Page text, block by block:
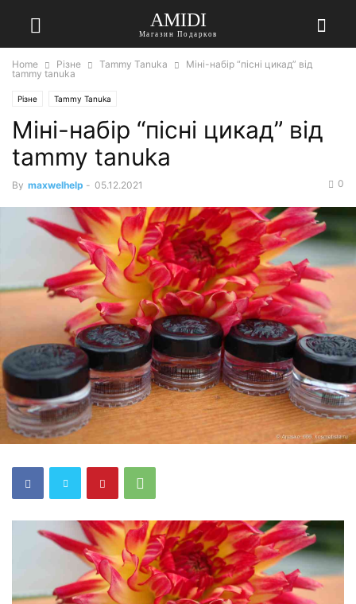
AMIDI
Магазин Подарков
Home Різне Tammy Tanuka
Міні-набір “пісні цикад” від
tammy tanuka
Різне Tammy Tanuka
Міні-набір “пісні цикад” від
tammy tanuka
By maxwelhelp - 05.12.2021 0